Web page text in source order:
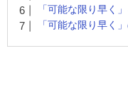
「可能な限り早く
「可能な限り早く